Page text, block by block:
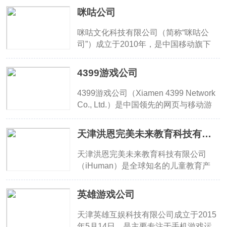
国家和地区拥有数亿用户，是中国AI视
觉算法与美学工具的代表品牌之一。
知名的研发发行企业。多年来公司以动
漫为核心，建立了强大的动画及游戏研
发、运营、发行团队，围绕着动漫产业
形成了完善生态圈。成为国内动漫游戏
咪咕公司
咪咕文化科技有限公司（简称“咪咕公
司”）成立于2010年，是中国移动旗下
运营。公司业务涵盖音乐、视频、阅
读、动漫、游戏、体育等多个数字文化
领域，致力于打造全场景、多终端的数
字内容生态系统。咪咕公司凭借强大的
户数亿，积极推动数字文化产业创新与
发展。
4399游戏公司
4399游戏公司（Xiamen 4399 Network
Co., Ltd.）是中国领先的网页与移动游
戏开发、代理与运营商，旗下拥有4399
小游戏平台、4399游戏盒等核心产品，
知名游戏包括《火线精英》《西普大
陆》《弹弹星球》等。公司注册用户超
6亿，月活用户逾1000万，连续多年入
天津洪恩完美未来教育科技有限公司
天津洪恩完美未来教育科技有限公司
（iHuman）是全球知名的儿童教育产
术，打造洪恩识字、洪恩拼音、洪恩思
维、洪恩英语等APP系列产品，覆盖识
字、拼音、数学、绘本等多学科内容。
公司创始人及背景与完美世界集团相关
英雄游戏公司
天津英雄互娱科技有限公司成立于2015